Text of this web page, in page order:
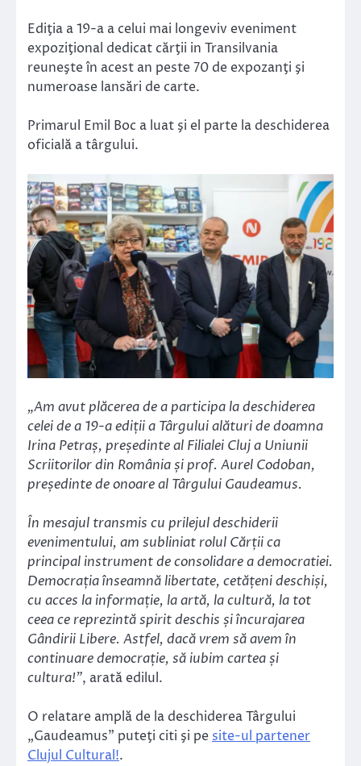
Ediţia a 19-a a celui mai longeviv eveniment
expoziţional dedicat cărţii in Transilvania
reuneşte în acest an peste 70 de expozanţi şi
numeroase lansări de carte.
Primarul Emil Boc a luat şi el parte la deschiderea
oficială a târgului.
„Am avut plăcerea de a participa la deschiderea
celei de a 19-a ediții a Târgului alături de doamna
Irina Petraș, președinte al Filialei Cluj a Uniunii
Scriitorilor din România și prof. Aurel Codoban,
președinte de onoare al Târgului Gaudeamus.
În mesajul transmis cu prilejul deschiderii
evenimentului, am subliniat rolul Cărții ca
principal instrument de consolidare a democratiei.
Democrația înseamnă libertate, cetățeni deschiși,
cu acces la informație, la artă, la cultură, la tot
ceea ce reprezintă spirit deschis și încurajarea
Gândirii Libere. Astfel, dacă vrem să avem în
continuare democrație, să iubim cartea și
cultura!”, arată edilul.
O relatare amplă de la deschiderea Târgului
„Gaudeamus” puteţi citi şi pe site-ul partener
Clujul Cultural!.